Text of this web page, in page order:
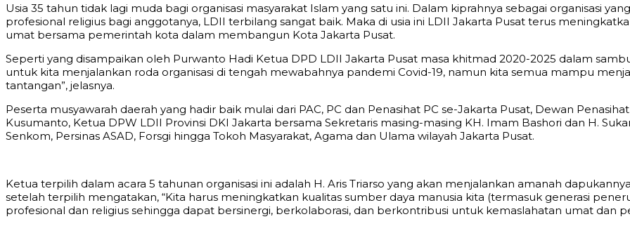
Usia 35 tahun tidak lagi muda bagi organisasi masyarakat Islam yang satu ini. Dalam kiprahnya sebagai organisasi
profesional religius bagi anggotanya, LDII terbilang sangat baik. Maka di usia ini LDII Jakarta Pusat terus
umat bersama pemerintah kota dalam membangun Kota Jakarta Pusat.
Seperti yang disampaikan oleh Purwanto Hadi Ketua DPD LDII Jakarta Pusat masa khitmad 2020-2025 dalam
untuk kita menjalankan roda organisasi di tengah mewabahnya pandemi Covid-19, namun kita semua mampu
tantangan”, jelasnya.
Peserta musyawarah daerah yang hadir baik mulai dari PAC, PC dan Penasihat PC se-Jakarta Pusat, Dewan
Kusumanto, Ketua DPW LDII Provinsi DKI Jakarta bersama Sekretaris masing-masing KH. Imam Bashori dan H.
Senkom, Persinas ASAD, Forsgi hingga Tokoh Masyarakat, Agama dan Ulama wilayah Jakarta Pusat.
Ketua terpilih dalam acara 5 tahunan organisasi ini adalah H. Aris Triarso yang akan menjalankan amanah
setelah terpilih mengatakan, “Kita harus meningkatkan kualitas sumber daya manusia kita (termasuk generasi
profesional dan religius sehingga dapat bersinergi, berkolaborasi, dan berkontribusi untuk kemaslahatan umat dan